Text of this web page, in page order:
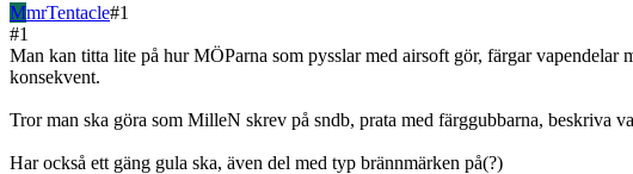
MmrTentacle#1
#1
Man kan titta lite på hur MÖParna som pysslar med airsoft gör, färgar
konsekvent.
Tror man ska göra som MilleN skrev på sndb, prata med färggubbarna, beskriva
Har också ett gäng gula ska, även del med typ brännmärken på(?)